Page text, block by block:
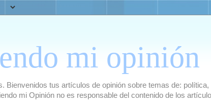
mi opinión
Bienvenidos tus artículos de opinión sobre temas de:
mi Opinión no es responsable del contenido de los